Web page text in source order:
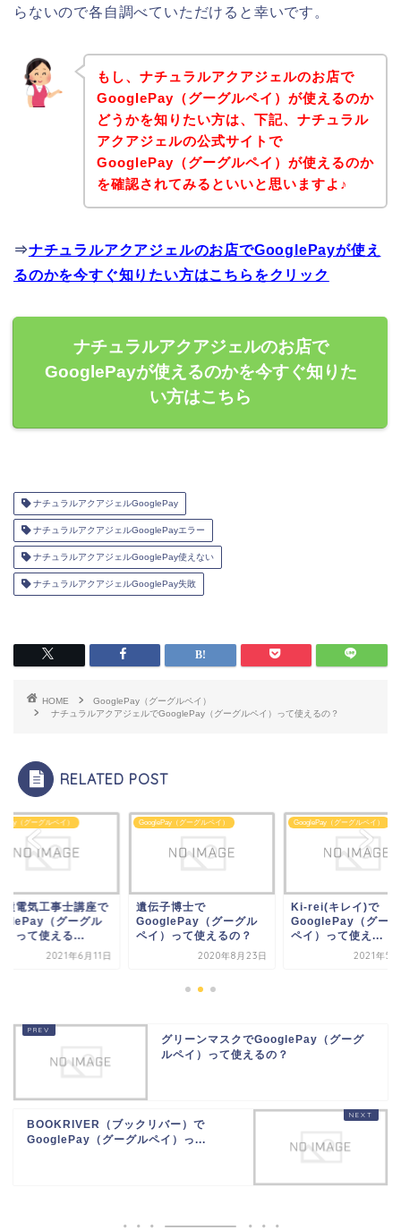
らないので各自調べていただけると幸いです。
もし、ナチュラルアクアジェルのお店で
GooglePay（グーグルペイ）が使えるのか
どうかを知りたい方は、下記、ナチュラル
アクアジェルの公式サイトで
GooglePay（グーグルペイ）が使えるのか
を確認されてみるといいと思いますよ♪
⇒ナチュラルアクアジェルのお店でGooglePayが使え
るのかを今すぐ知りたい方はこちらをクリック
ナチュラルアクアジェルのお店で
GooglePayが使えるのかを今すぐ知りた
い方はこちら
ナチュラルアクアジェルGooglePay
ナチュラルアクアジェルGooglePayエラー
ナチュラルアクアジェルGooglePay使えない
ナチュラルアクアジェルGooglePay失敗
HOME
GooglePay（グーグルペイ）
ナチュラルアクアジェルでGooglePay（グーグルペイ）って使えるの？
RELATED POST
（グーグルペイ）
子博士で
（グーグル
）って使えるの？
2020年8月23日
GooglePay（グーグルペイ）
Ki-rei(キレイ)で
GooglePay（グーグル
ペイ）って使え...
2021年5月23日
GooglePay（グーグルペイ）
第二種電気工事士講
GooglePay（グー
ペイ）って使える...
2021年6
グリーンマスクでGooglePay（グーグ
ルペイ）って使えるの？
BOOKRIVER（ブックリバー）で
GooglePay（グーグルペイ）っ...